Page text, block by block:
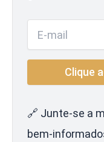
🔗 Junte-se a
bem-